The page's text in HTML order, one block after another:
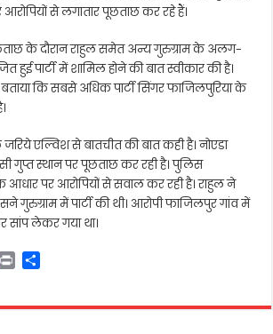
से लगातार पूछताछ कर रहे हैं।
के दौरान राहुल समेत अन्य गुरुग्राम के अलग-
हुई पार्टी में शामिल होने की बात स्वीकार की है।
कि सबसे अधिक पार्टी सिंगर फाजिलपुरिया के
एल्विश से बातचीत की बात कही है। नोएडा
गुप्त स्थान पर पूछताछ कर रही है। पुलिस
पर आरोपियों से सवाल कर रही है। राहुल ने
गुरुग्राम में पार्टी की थी। आरोपी फाजिलपुर गांव में
सांप लेकर गया था।
P
n
r